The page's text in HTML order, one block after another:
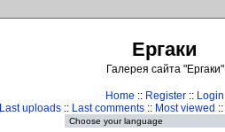
Ергаки
Галерея сайта "Ергаки"
Home :: Register :: Login
Last uploads :: Last comments :: Most viewed ::